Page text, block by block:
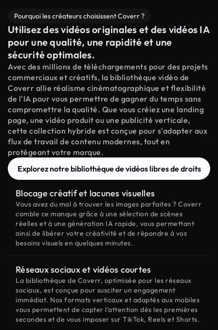
Pourquoi les créateurs choisissent Coverr ?
Utilisez des vidéos originales et des vidéos IA
pour une qualité, une rapidité et une
sécurité optimales.
Avec des millions de téléchargements pour des projets
commerciaux et créatifs, la bibliothèque vidéo de
Coverr allie réalisme cinématographique et flexibilité
de l'IA pour vous permettre de gagner du temps sans
compromettre la qualité. Que vous créiez une landing
page, une vidéo produit ou une publicité verticale,
cette collection hybride est conçue pour s'adapter aux
flux de travail de contenu modernes, tout en
protégeant votre marque.
Explorez notre bibliothèque de vidéos libres de droits
Blocage créatif et lacunes visuelles
Vous avez du mal à trouver les images parfaites ? Coverr
comble ce manque grâce à une sélection de scènes
réelles et à une génération IA rapide, vous permettant
ainsi de libérer votre créativité et de répondre à vos
besoins visuels en quelques minutes.
Réseaux sociaux et vidéos courtes
La bibliothèque de Coverr, optimisée pour les réseaux
sociaux, est conçue pour susciter un engagement
immédiat. Nos formats verticaux et adaptés aux mobiles
vous permettent de capter l'attention dès les premières
secondes et de vous imposer sur TikTok, Reels et Shorts.